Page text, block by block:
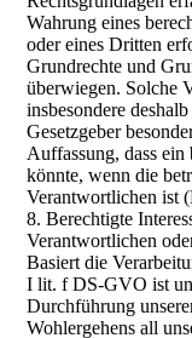
Wahrung eines
oder eines Dritten
Grundrechte und
überwiegen. Solche
insbesondere
Gesetzgeber
Auffassung, dass ein
könnte, wenn die
Verantwortlichen ist
8. Berechtigte
Verantwortlichen
Basiert die
I lit. f DS-GVO ist
Durchführung
Wohlergehens all